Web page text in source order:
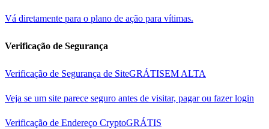
Vá diretamente para o plano de ação para vítimas.
Verificação de Segurança
Verificação de Segurança de SiteGRÁTISEM ALTA
Veja se um site parece seguro antes de visitar, pagar ou fazer login
Verificação de Endereço CryptoGRÁTIS